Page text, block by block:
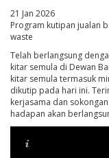
21 Jan 2026
Program kutipan jualan
waste
Telah berlangsung
kitar semula di Dewan
kitar semula termasuk
dikutip pada hari ini.
kerjasama dan
hadapan akan